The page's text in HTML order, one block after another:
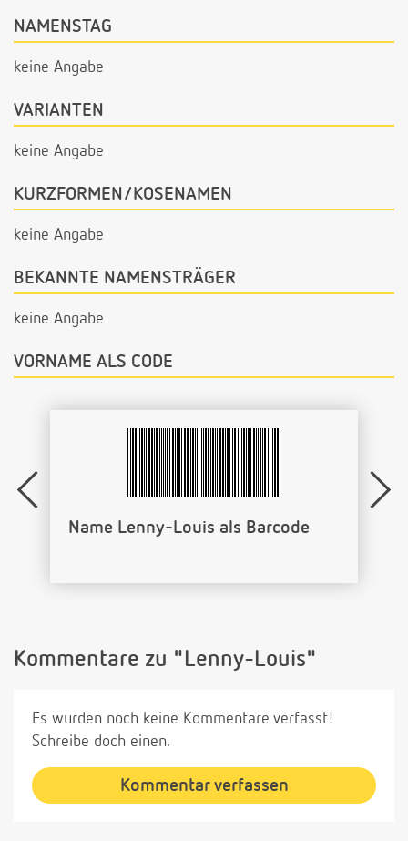
NAMENSTAG
keine Angabe
VARIANTEN
keine Angabe
KURZFORMEN/KOSENAMEN
keine Angabe
BEKANNTE NAMENSTRÄGER
keine Angabe
VORNAME ALS CODE
Name Lenny-Louis als Barcode
Kommentare zu "Lenny-Louis"
Es wurden noch keine Kommentare verfasst!
Schreibe doch einen.
Kommentar verfassen